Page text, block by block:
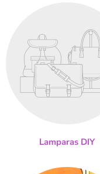
Lamparas DIY